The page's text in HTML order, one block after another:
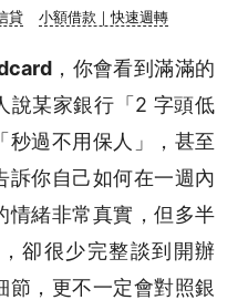
貸 小額借款｜快速週轉
，你會看到滿滿的
說某家銀行「2 字頭低
秒過不用保人」，甚至
訴你自己如何在一週內
情緒非常真實，但多半
卻很少完整談到開辦
節，更不一定會對照銀